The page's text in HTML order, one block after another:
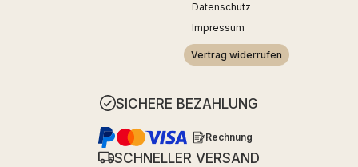
Datenschutz
Impressum
Vertrag widerrufen
SICHERE BEZAHLUNG
Rechnung
SCHNELLER VERSAND